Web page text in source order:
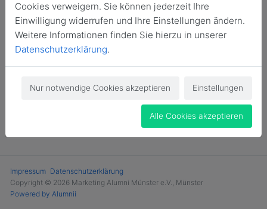
Impressum Datenschutzerklärung
Copyright © 2026 Marketing Alumni Münster e.V., Münster
Powered by Alumnii
Cookies verweigern. Sie können jederzeit Ihre
Einwilligung widerrufen und Ihre Einstellungen ändern.
Weitere Informationen finden Sie hierzu in unserer
Datenschutzerklärung.
Nur notwendige Cookies akzeptieren Einstellungen
Alle Cookies akzeptieren